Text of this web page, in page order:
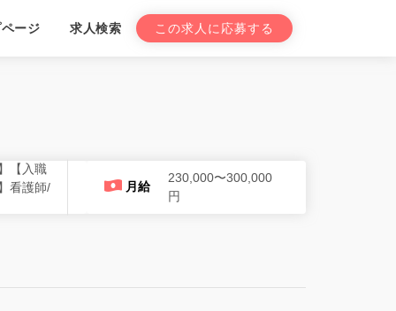
ページ 求人検索 この求人に応募する
【入職
看護師/
月給
230,000〜300,000
円